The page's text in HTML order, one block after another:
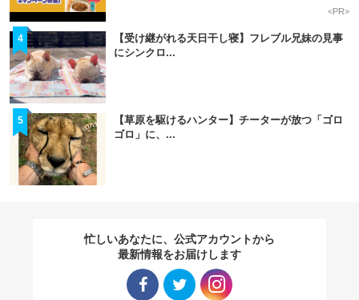
<PR>
4
【受け継がれる天日干し寝】フレブル兄妹の見事
にシンクロ...
5
【草原を駆けるハンター】チーターが放つ「ゴロ
ゴロ」に、...
忙しいあなたに、公式アカウントから
最新情報をお届けします